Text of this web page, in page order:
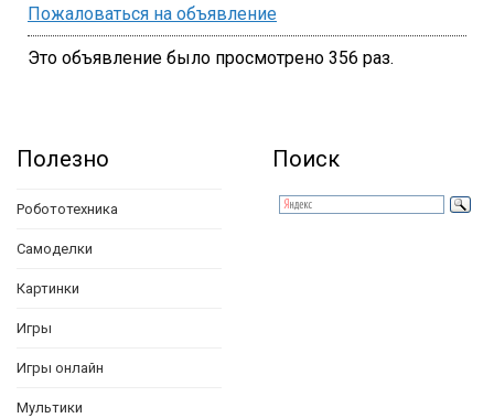
Пожаловаться на объявление
Это объявление было просмотрено 356 раз.
Полезно
Робототехника
Самоделки
Картинки
Игры
Игры онлайн
Мультики
Поиск